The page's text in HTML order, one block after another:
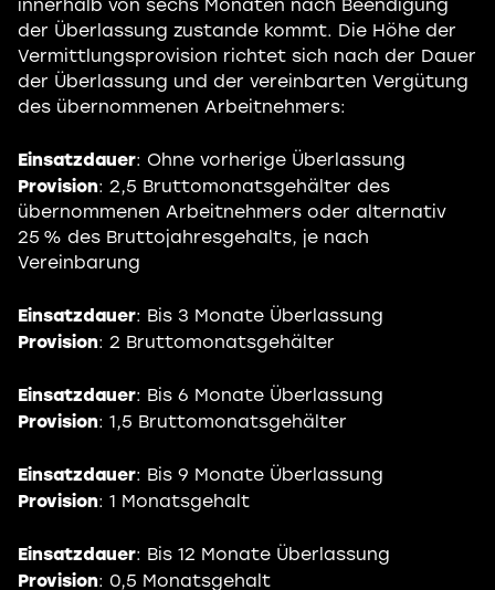
innerhalb von sechs Monaten nach Beendigung
der Überlassung zustande kommt. Die Höhe der
Vermittlungsprovision richtet sich nach der Dauer
der Überlassung und der vereinbarten Vergütung
des übernommenen Arbeitnehmers:
Einsatzdauer: Ohne vorherige Überlassung
Provision: 2,5 Bruttomonatsgehälter des
übernommenen Arbeitnehmers oder alternativ
25 % des Bruttojahresgehalts, je nach
Vereinbarung
Einsatzdauer: Bis 3 Monate Überlassung
Provision: 2 Bruttomonatsgehälter
Einsatzdauer: Bis 6 Monate Überlassung
Provision: 1,5 Bruttomonatsgehälter
Einsatzdauer: Bis 9 Monate Überlassung
Provision: 1 Monatsgehalt
Einsatzdauer: Bis 12 Monate Überlassung
Provision: 0,5 Monatsgehalt